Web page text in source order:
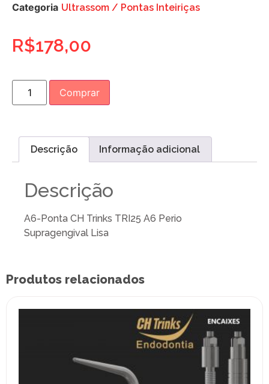
Categoria Ultrassom / Pontas Inteiriças
R$178,00
Comprar
Descrição Informação adicional
Descrição
A6-Ponta CH Trinks TRI25 A6 Perio
Supragengival Lisa
Produtos relacionados